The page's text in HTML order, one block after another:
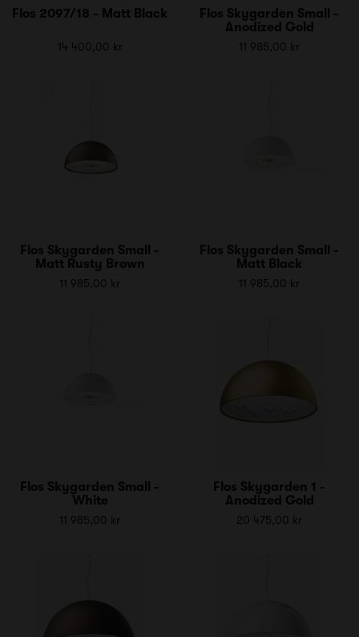
Flos 2097/18 - Matt Black
14 400,00 kr
Flos Skygarden Small -
Anodized Gold
11 985,00 kr
Flos Skygarden Small -
Matt Rusty Brown
11 985,00 kr
Flos Skygarden Small -
Matt Black
11 985,00 kr
Flos Skygarden Small -
White
11 985,00 kr
Flos Skygarden 1 -
Anodized Gold
20 475,00 kr